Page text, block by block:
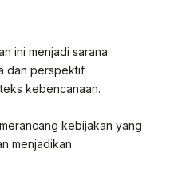
ini menjadi sarana
dan perspektif
kebencanaan.
kebijakan yang
menjadikan